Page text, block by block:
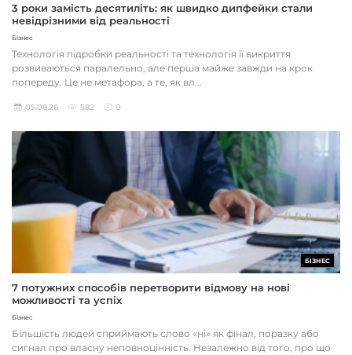
3 роки замість десятиліть: як швидко дипфейки стали
невідрізними від реальності
Бізнес
Технологія підробки реальності та технологія її викриття
розвиваються паралельно, але перша майже завжди на крок
попереду. Це не метафора, а те, як вл...
05.08.26 582 0
БІЗНЕС
7 потужних способів перетворити відмову на нові
можливості та успіх
Бізнес
Більшість людей сприймають слово «ні» як фінал, поразку або
сигнал про власну неповноцінність. Незалежно від того, про що